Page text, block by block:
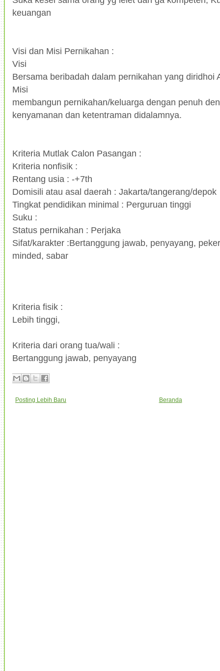
keuangan
Visi dan Misi Pernikahan :
Visi
Bersama beribadah dalam pernikahan yang diridhoi
Misi
membangun pernikahan/keluarga dengan penuh
kenyamanan dan ketentraman didalamnya.
Kriteria Mutlak Calon Pasangan :
Kriteria nonfisik :
Rentang usia : -+7th
Domisili atau asal daerah : Jakarta/tangerang/depok
Tingkat pendidikan minimal : Perguruan tinggi
Suku :
Status pernikahan : Perjaka
Sifat/karakter :Bertanggung jawab, penyayang,
minded, sabar
Kriteria fisik :
Lebih tinggi,
Kriteria dari orang tua/wali :
Bertanggung jawab, penyayang
Posting Lebih Baru Beranda